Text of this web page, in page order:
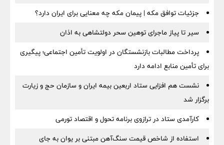
جزئیات توافق مکه | پیمان مکه چه معنایی برای ایران دارد؟
سیر تا پیاز ماجرای توهین سحر دولتشاهی به اذان
پرداخت مطالبات بازنشستگان در اولویت تأمین اجتماعی؛ پیگیری
برای تأمین منابع ادامه دارد
نشست هم افزایی ستاد اربعین بیمه ایران و سازمان حج و زیارت
برگزار شد
کارآمدی ستاد در ترازوی برنامه تحول و اقتصاد تورمی
استفاده از شاخص قیمت سنگ‌آهن مبتنی بر یوان به جای